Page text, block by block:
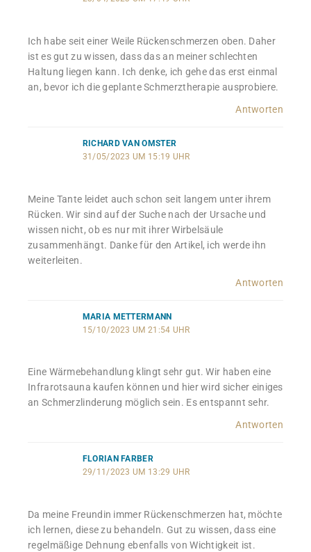
Ich habe seit einer Weile Rückenschmerzen oben. Daher
ist es gut zu wissen, dass das an meiner schlechten
Haltung liegen kann. Ich denke, ich gehe das erst einmal
an, bevor ich die geplante Schmerztherapie ausprobiere.
Antworten
RICHARD VAN OMSTER
31/05/2023 UM 15:19 UHR
Meine Tante leidet auch schon seit langem unter ihrem
Rücken. Wir sind auf der Suche nach der Ursache und
wissen nicht, ob es nur mit ihrer Wirbelsäule
zusammenhängt. Danke für den Artikel, ich werde ihn
weiterleiten.
Antworten
MARIA METTERMANN
15/10/2023 UM 21:54 UHR
Eine Wärmebehandlung klingt sehr gut. Wir haben eine
Infrarotsauna kaufen können und hier wird sicher einiges
an Schmerzlinderung möglich sein. Es entspannt sehr.
Antworten
FLORIAN FARBER
29/11/2023 UM 13:29 UHR
Da meine Freundin immer Rückenschmerzen hat, möchte
ich lernen, diese zu behandeln. Gut zu wissen, dass eine
regelmäßige Dehnung ebenfalls von Wichtigkeit ist.